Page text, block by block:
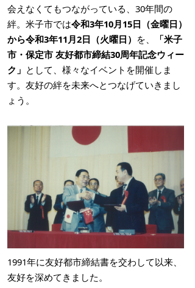
会えなくてもつながっている、30年間の
絆。米子市では令和3年10月15日（金曜日）
から令和3年11月2日（火曜日） を、
「米子
市・保定市 友好都市締結30周年記念ウィー
ク」 として、様々なイベントを開催しま
す。友好の絆を未来へとつなげていきまし
ょう。
1991年に友好都市締結書を交わして以来、
友好を深めてきました。